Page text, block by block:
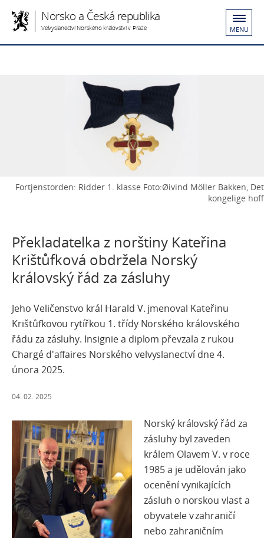
Norsko a Česká republika
Velvyslanectví Norského království v Praze MENU
Fortjenstorden: Ridder 1. klasse Foto:Øivind Möller Bakken, Det
kongelige hoff
Překladatelka z norštiny Kateřina
Krištůfková obdržela Norský
královský řád za zásluhy
Jeho Veličenstvo král Harald V. jmenoval Kateřinu
Krištůfkovou rytířkou 1. třídy Norského královského
řádu za zásluhy. Insignie a diplom převzala z rukou
Chargé d'affaires Norského velvyslanectví dne 4.
února 2025.
04. 02. 2025
Norský královský řád za
zásluhy byl zaveden
králem Olavem V. v roce
1985 a je udělován jako
ocenění vynikajících
zásluh o norskou vlast a
obyvatele v zahraničí
nebo zahraničním